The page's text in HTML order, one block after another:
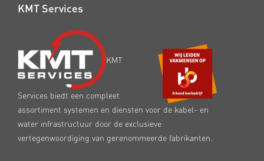
KMT Services
KMT
Services biedt een compleet
assortiment systemen en diensten voor de kabel- en
water infrastructuur door de exclusieve
vertegenwoordiging van gerenommeerde fabrikanten.